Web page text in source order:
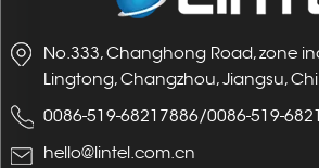
No.333, Changhong Road, zone
Lingtong, Changzhou, Jiangsu,
0086-519-68217886/0086-519-
hello@lintel.com.cn